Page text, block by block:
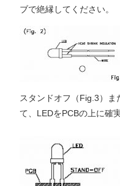
ブで絶縁してください。
スタンドオフ（Fig.3）
て、LEDをPCBの上に確